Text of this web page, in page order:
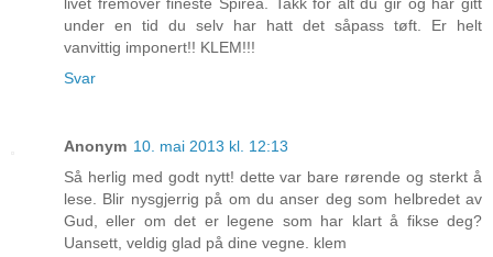
livet fremover fineste Spirea. Takk for alt du gir og har gitt
under en tid du selv har hatt det såpass tøft. Er helt
vanvittig imponert!! KLEM!!!
Svar
Anonym 10. mai 2013 kl. 12:13
Så herlig med godt nytt! dette var bare rørende og sterkt å
lese. Blir nysgjerrig på om du anser deg som helbredet av
Gud, eller om det er legene som har klart å fikse deg?
Uansett, veldig glad på dine vegne. klem